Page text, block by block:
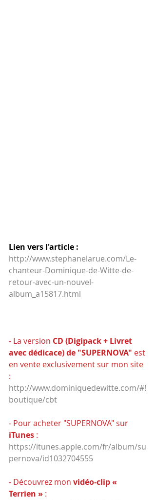
Lien vers l'article :
http://www.stephanelarue.com/Le-
chanteur-Dominique-de-Witte-de-
retour-avec-un-nouvel-
album_a15817.html
- La version CD (Digipack + Livret
avec dédicace) de "SUPERNOVA" est
en vente exclusivement sur mon site
:
http://www.dominiquedewitte.com/#!
boutique/cbt
- Pour acheter "SUPERNOVA" sur
iTunes :
https://itunes.apple.com/fr/album/su
pernova/id1032704555
- Découvrez mon vidéo-clip «
Terrien » :